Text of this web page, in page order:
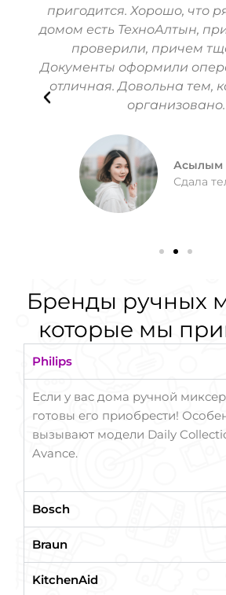
пригодится. Хорошо, что
домом есть ТехноАлтын,
проверили, причем
Документы оформили
отличная. Довольна тем,
организовано.
Асылым
Сдала
Бренды ручных
которые мы
Philips
Если у вас дома ручной
готовы его приобрести!
вызывают модели Daily
Avance.
Bosch
Braun
KitchenAid